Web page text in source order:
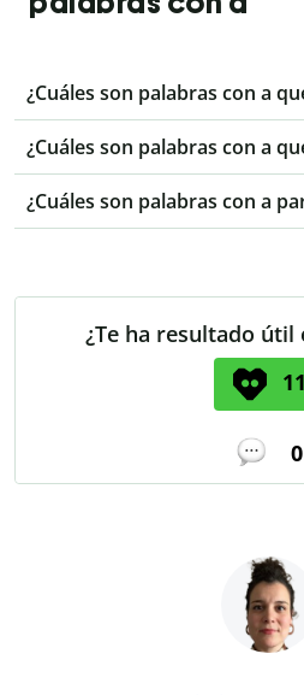
¿Cuáles son palabras con a
¿Cuáles son palabras con a
¿Cuáles son palabras con a
¿Te ha resultado útil
11
0